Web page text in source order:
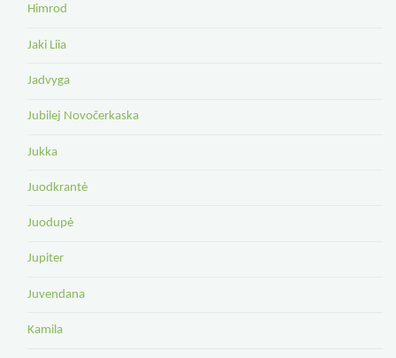
Himrod
Jaki Liia
Jadvyga
Jubilej Novočerkaska
Jukka
Juodkrantė
Juodupė
Jupiter
Juvendana
Kamila